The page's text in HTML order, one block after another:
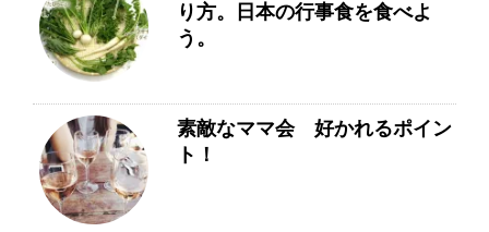
り方。日本の行事食を食べよ
う。
素敵なママ会 好かれるポイン
ト！